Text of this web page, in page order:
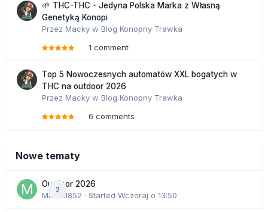
🌱 THC-THC - Jedyna Polska Marka z Własną
Genetyką Konopi
Przez Macky w Blog Konopny Trawka
1 comment
Top 5 Nowoczesnych automatów XXL bogatych w
THC na outdoor 2026
Przez Macky w Blog Konopny Trawka
6 comments
Nowe tematy
2
Outdoor 2026
Marcel852 · Started Wczoraj o 13:50